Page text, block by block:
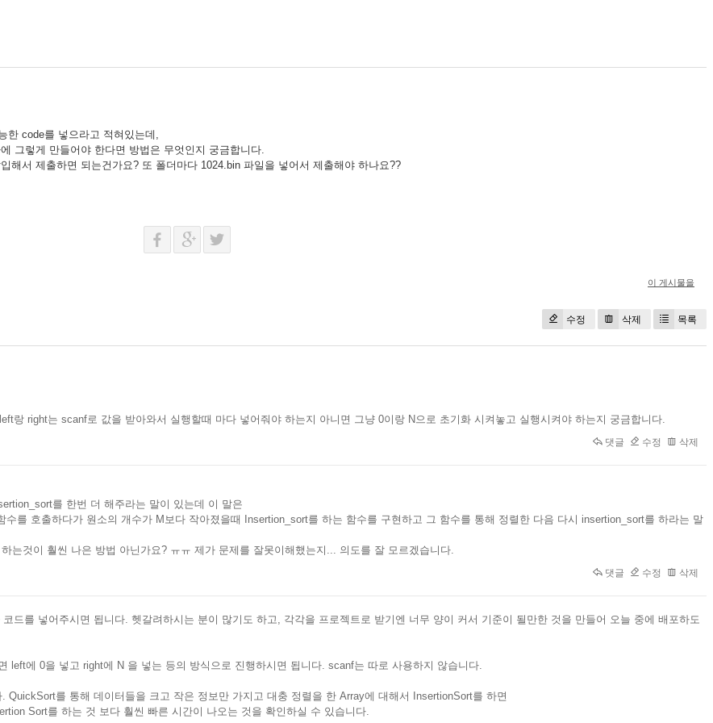
한 code를 넣으라고 적혀있는데,
그렇게 만들어야 한다면 방법은 무엇인지 궁금합니다.
서 제출하면 되는건가요? 또 폴더마다 1024.bin 파일을 넣어서 제출해야 하나요??
이 게시물을
수정 삭제 목록
랑 right는 scanf로 값을 받아와서 실행할때 마다 넣어줘야 하는지 아니면 그냥 0이랑 N으로 초기화 시켜놓고 실행시켜야 하는지 궁금합니다.
댓글 수정 삭제
를 한번 더 해주라는 말이 있는데 이 말은
수를 호출하다가 원소의 개수가 M보다 작아졌을때 Insertion_sort를 하는 함수를 구현하고 그 함수를 통해 정렬한 다음 다시 insertion_sort를 하라는 말
는것이 훨씬 나은 방법 아닌가요? ㅠㅠ 제가 문제를 잘못이해했는지... 의도를 잘 모르겠습니다.
댓글 수정 삭제
드를 넣어주시면 됩니다. 헷갈려하시는 분이 많기도 하고, 각각을 프로젝트로 받기엔 너무 양이 커서 기준이 될만한 것을 만들어 오늘 중에 배포하도
left에 0을 넣고 right에 N 을 넣는 등의 방식으로 진행하시면 됩니다. scanf는 따로 사용하지 않습니다.
QuickSort를 통해 데이터들을 크고 작은 정보만 가지고 대충 정렬을 한 Array에 대해서 InsertionSort를 하면
Sort를 하는 것 보다 훨씬 빠른 시간이 나오는 것을 확인하실 수 있습니다.